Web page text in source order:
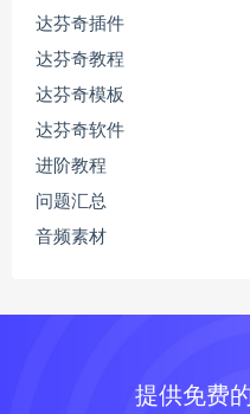
达芬奇插件
达芬奇教程
达芬奇模板
达芬奇软件
进阶教程
问题汇总
音频素材
提供免费